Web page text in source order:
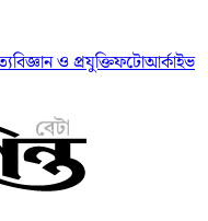
বিজ্ঞান ও প্রযুক্তিফটোআর্কাইভ